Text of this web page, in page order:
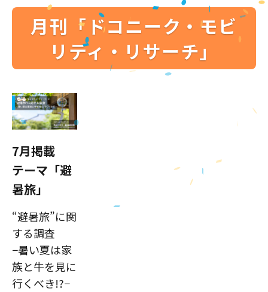
月刊「ドコニーク・モビ
リティ・リサーチ」
7月掲載
テーマ「避
暑旅」
“避暑旅”に関
する調査
−暑い夏は家
族と牛を見に
行くべき!?−